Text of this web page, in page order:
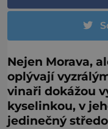
Nejen Morava,
oplývají
vinaři dokážou
kyselinkou, v
jedinečný